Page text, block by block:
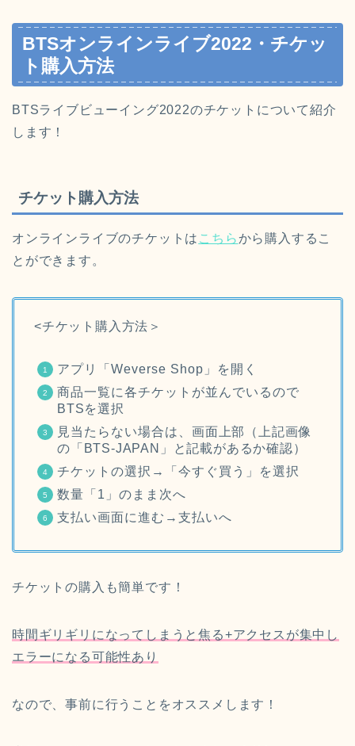
BTSオンラインライブ2022・チケッ
ト購入方法
BTSライブビューイング2022のチケットについて紹介
します！
チケット購入方法
オンラインライブのチケットは こちらから購入するこ
とができます。
<チケット購入方法＞
アプリ「Weverse Shop」を開く
商品一覧に各チケットが並んでいるので
BTSを選択
見当たらない場合は、 画面上部（上記画像
の「BTS-JAPAN」と記載があるか確認）
チケットの選択→「今すぐ買う」を選択
数量「1」のまま次へ
支払い画面に進む→支払いへ
チケットの購入も簡単です！
時間ギリギリになってしまうと焦る+アクセスが集中し
エラーになる可能性あり
なので、事前に行うことをオススメします！